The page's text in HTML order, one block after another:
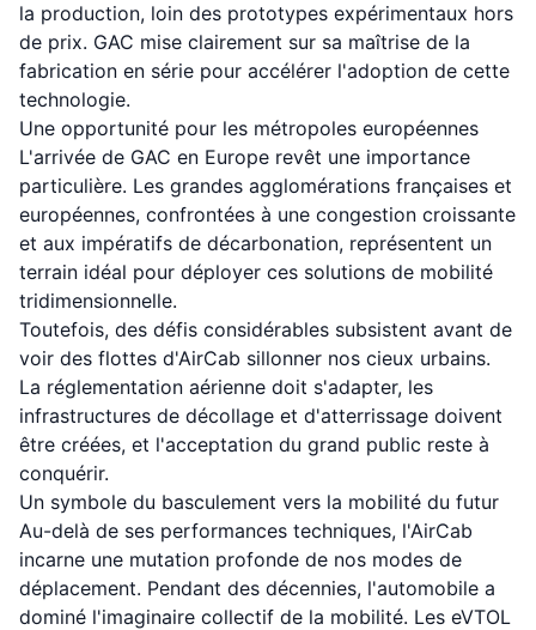
la production, loin des prototypes expérimentaux hors
de prix. GAC mise clairement sur sa maîtrise de la
fabrication en série pour accélérer l'adoption de cette
technologie.
Une opportunité pour les métropoles européennes
L'arrivée de GAC en Europe revêt une importance
particulière. Les grandes agglomérations françaises et
européennes, confrontées à une congestion croissante
et aux impératifs de décarbonation, représentent un
terrain idéal pour déployer ces solutions de mobilité
tridimensionnelle.
Toutefois, des défis considérables subsistent avant de
voir des flottes d'AirCab sillonner nos cieux urbains.
La réglementation aérienne doit s'adapter, les
infrastructures de décollage et d'atterrissage doivent
être créées, et l'acceptation du grand public reste à
conquérir.
Un symbole du basculement vers la mobilité du futur
Au-delà de ses performances techniques, l'AirCab
incarne une mutation profonde de nos modes de
déplacement. Pendant des décennies, l'automobile a
dominé l'imaginaire collectif de la mobilité. Les eVTOL